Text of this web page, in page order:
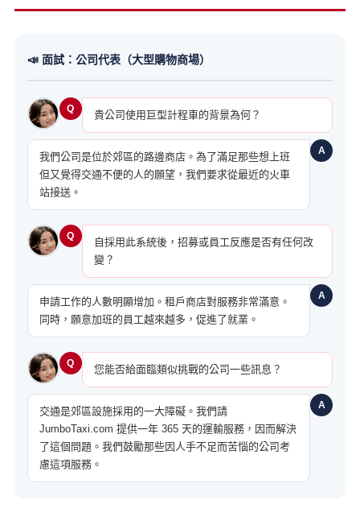
📣 面試：公司代表（大型購物商場）
Q
貴公司使用巨型計程車的背景為何？
A
我們公司是位於郊區的路邊商店。為了滿足那些想上班
但又覺得交通不便的人的願望，我們要求從最近的火車
站接送。
Q
自採用此系統後，招募或員工反應是否有任何改
變？
A
申請工作的人數明顯增加。租戶商店對服務非常滿意。
同時，願意加班的員工越來越多，促進了就業。
Q
您能否給面臨類似挑戰的公司一些訊息？
A
交通是郊區設施採用的一大障礙。我們請
JumboTaxi.com 提供一年 365 天的運輸服務，因而解決
了這個問題。我們鼓勵那些因人手不足而苦惱的公司考
慮這項服務。